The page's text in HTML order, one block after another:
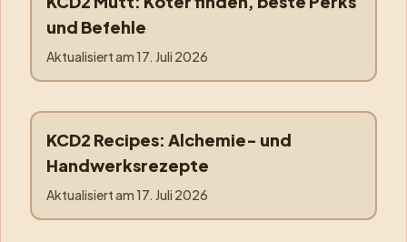
mutt
und Befehle
Aktualisiert am17. Juli 2026
recipes
KCD2 Recipes: Alchemie- und
Handwerksrezepte
Aktualisiert am17. Juli 2026